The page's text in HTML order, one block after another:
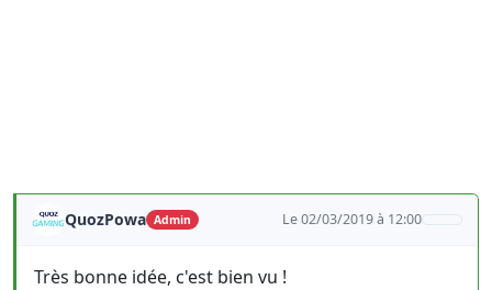
QuozPowa Admin Le 02/03/2019 à 12:00
Très bonne idée, c'est bien vu !